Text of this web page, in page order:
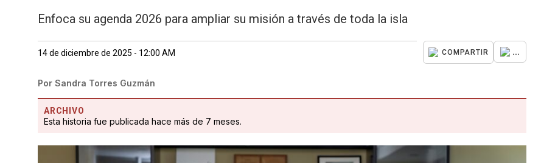
Enfoca su agenda 2026 para ampliar su misión a través de toda la isla
14 de diciembre de 2025 - 12:00 AM COMPARTIR ...
Por Sandra Torres Guzmán
ARCHIVO
Esta historia fue publicada hace más de 7 meses.